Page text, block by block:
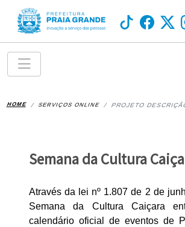
HOME SERVIÇOS ONLINE PROJETO
Semana da Cultura
Através da lei nº 1.807 de 2 de
Semana da Cultura Caiçara
calendário oficial de eventos de